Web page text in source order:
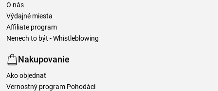
O nás
Výdajné miesta
Affiliate program
Nenech to být - Whistleblowing
Nakupovanie
Ako objednať
Vernostný program Pohodáci